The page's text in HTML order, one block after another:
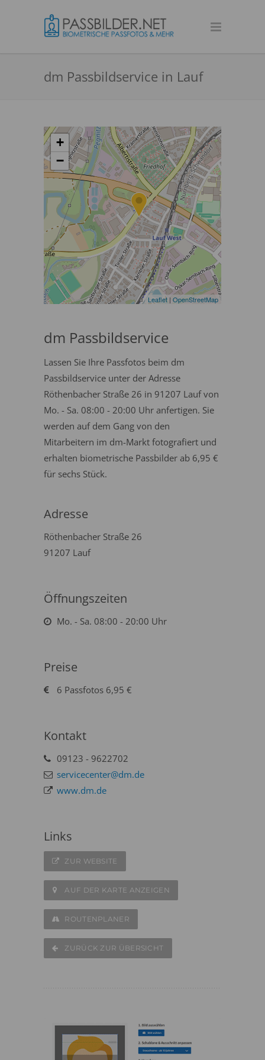
dm Passbildservice in Lauf
+
−
Leaflet | OpenStreetMap
dm Passbildservice
Lassen Sie Ihre Passfotos beim dm
Passbildservice unter der Adresse
Röthenbacher Straße 26 in 91207 Lauf von
Mo. - Sa. 08:00 - 20:00 Uhr anfertigen. Sie
werden auf dem Gang von den
Mitarbeitern im dm-Markt fotografiert und
erhalten biometrische Passbilder ab 6,95 €
für sechs Stück.
Adresse
Röthenbacher Straße 26
91207 Lauf
Öffnungszeiten
Mo. - Sa. 08:00 - 20:00 Uhr
Preise
6 Passfotos 6,95 €
Kontakt
09123 - 9622702
servicecenter@dm.de
www.dm.de
Links
ZUR WEBSITE
AUF DER KARTE ANZEIGEN
ROUTENPLANER
ZURÜCK ZUR ÜBERSICHT